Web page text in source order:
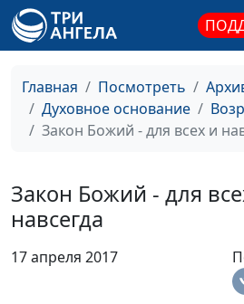
Главная Посмотреть
Духовное основание
Закон Божий - для всех и
Закон Божий - для
навсегда
17 апреля 2017
Спасение и
оправдание
Богу
Книга Руфь - история
Максим
Господь - Пастырь
мой
Христом - трудно ли